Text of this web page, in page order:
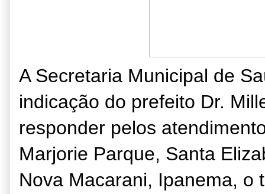
A Secretaria Municipal de
indicação do prefeito Dr.
responder pelos
Marjorie Parque, Santa
Nova Macarani, Ipanema, o